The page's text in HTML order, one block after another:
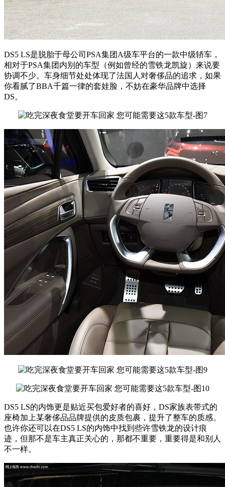
DS5 LS是脱胎于母公司PSA集团A级车平台的一款中级轿车，
相对于PSA集团内别的车型（例如曾经的雪铁龙凯旋）来说要
协调不少。车身细节处处体现了法国人对奢侈品的追求，如果
你看腻了BBA千篇一律的套娃脸，不妨在豪华品牌中选择
DS。
DS5 LS的内饰更是贴近买包爱好者的喜好，DS家族表带式的
座椅加上某奢侈品品牌提供的皮质包裹，提升了整车的质感。
也许你还可以在DS5 LS的内饰中找到些许雪铁龙的设计痕
迹，但那不是车主真正关心的，那都不重要，重要得是和别人
不一样。